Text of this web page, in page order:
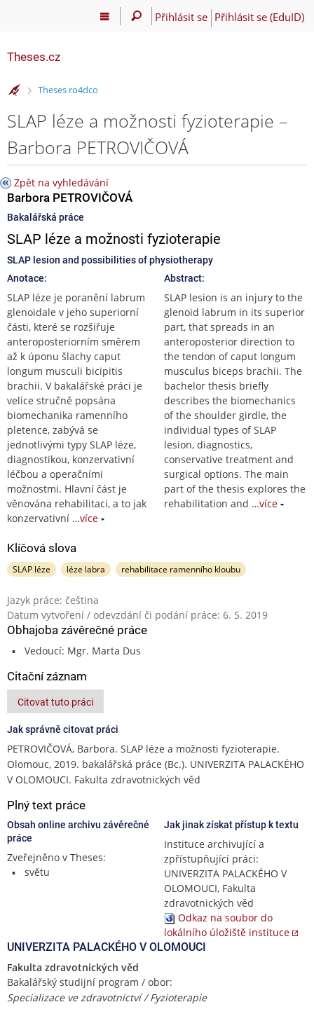
Přihlásit se Přihlásit se (EduID)
Theses.cz
>
Theses ro4dco
SLAP léze a možnosti fyzioterapie –
Barbora PETROVIČOVÁ
Zpět na vyhledávání
Barbora PETROVIČOVÁ
Bakalářská práce
SLAP léze a možnosti fyzioterapie
SLAP lesion and possibilities of physiotherapy
Anotace:
SLAP léze je poranění labrum
glenoidale v jeho superiorní
části, které se rozšiřuje
anteroposteriorním směrem
až k úponu šlachy caput
longum musculi bicipitis
brachii. V bakalářské práci je
velice stručně popsána
biomechanika ramenního
pletence, zabývá se
jednotlivými typy SLAP léze,
diagnostikou, konzervativní
léčbou a operačními
možnostmi. Hlavní část je
věnována rehabilitaci, a to jak
konzervativní …více
Abstract:
SLAP lesion is an injury to the
glenoid labrum in its superior
part, that spreads in an
anteroposterior direction to
the tendon of caput longum
musculus biceps brachii. The
bachelor thesis briefly
describes the biomechanics
of the shoulder girdle, the
individual types of SLAP
lesion, diagnostics,
conservative treatment and
surgical options. The main
part of the thesis explores the
rehabilitation and …více
Klíčová slova
SLAP léze léze labra rehabilitace ramenního kloubu
Jazyk práce: čeština
Datum vytvoření / odevzdání či podání práce: 6. 5. 2019
Obhajoba závěrečné práce
Vedoucí: Mgr. Marta Dus
Citační záznam
Citovat tuto práci
Jak správně citovat práci
PETROVIČOVÁ, Barbora. SLAP léze a možnosti fyzioterapie.
Olomouc, 2019. bakalářská práce (Bc.). UNIVERZITA PALACKÉHO
V OLOMOUCI. Fakulta zdravotnických věd
Plný text práce
Obsah online archivu závěrečné
práce
Zveřejněno v Theses:
světu
Jak jinak získat přístup k textu
Instituce archivující a
zpřístupňující práci:
UNIVERZITA PALACKÉHO V
OLOMOUCI, Fakulta
zdravotnických věd
Odkaz na soubor do
lokálního úložiště instituce
UNIVERZITA PALACKÉHO V OLOMOUCI
Fakulta zdravotnických věd
Bakalářský studijní program / obor:
Specializace ve zdravotnictví / Fyzioterapie